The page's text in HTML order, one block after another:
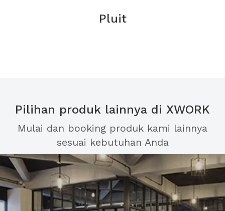
Pluit
Pilihan produk lainnya di XWORK
Mulai dan booking produk kami lainnya
sesuai kebutuhan Anda